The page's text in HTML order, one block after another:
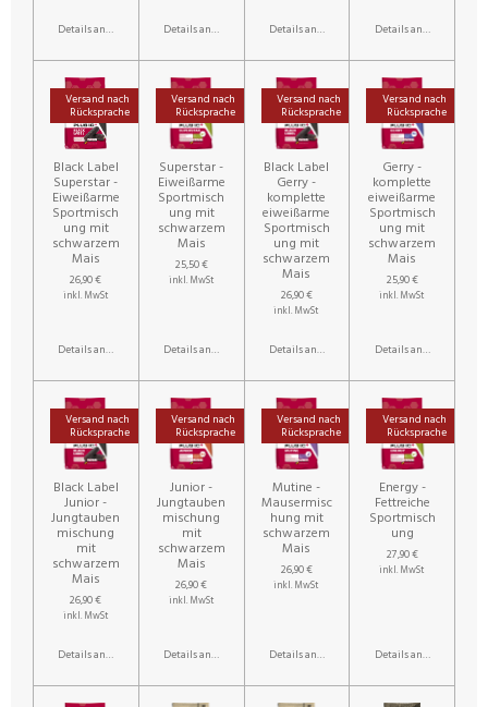
Details anzeigen Details anzeigen Details anzeigen Details anzeigen
Versand nach
Rücksprache
Black Label
Superstar -
Eiweißarme
Sportmisch
ung mit
schwarzem
Mais
26,90 €
inkl. MwSt
Details anzeigen
Versand nach
Rücksprache
Superstar -
Eiweißarme
Sportmisch
ung mit
schwarzem
Mais
25,50 €
inkl. MwSt
Details anzeigen
Versand nach
Rücksprache
Black Label
Gerry -
komplette
eiweißarme
Sportmisch
ung mit
schwarzem
Mais
26,90 €
inkl. MwSt
Details anzeigen
Versand nach
Rücksprache
Gerry -
komplette
eiweißarme
Sportmisch
ung mit
schwarzem
Mais
25,90 €
inkl. MwSt
Details anzeigen
Versand nach
Rücksprache
Black Label
Junior -
Jungtauben
mischung
mit
schwarzem
Mais
26,90 €
inkl. MwSt
Details anzeigen
Versand nach
Rücksprache
Junior -
Jungtauben
mischung
mit
schwarzem
Mais
26,90 €
inkl. MwSt
Details anzeigen
Versand nach
Rücksprache
Mutine -
Mausermisc
hung mit
schwarzem
Mais
26,90 €
inkl. MwSt
Details anzeigen
Versand nach
Rücksprache
Energy -
Fettreiche
Sportmisch
ung
27,90 €
inkl. MwSt
Details anzeigen